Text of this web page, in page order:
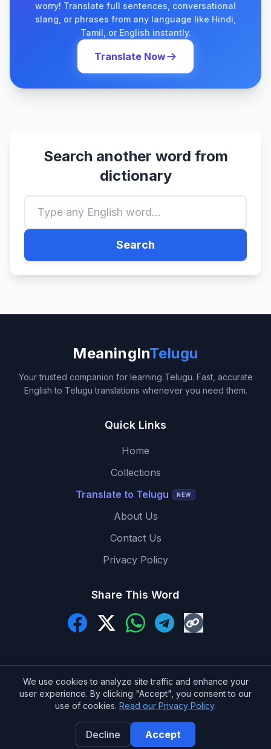
worry! Translate full sentences, conversational
slang, or phrases from any language like Hindi,
Tamil, or English instantly.
Translate Now
Search another word from
dictionary
Search
MeaningInTelugu
Your trusted companion for learning Telugu. Fast, accurate
English to Telugu translations whenever you need them.
Quick Links
Home
Collections
Translate to Telugu
NEW
About Us
Contact Us
Privacy Policy
Share This Word
© 2026 MeaningInTelugu.com. All Rights Reserved.
Made with ❤️ for Telugu learners
We use cookies to analyze site traffic and enhance your
user experience. By clicking "Accept", you consent to our
use of cookies. Read our Privacy Policy.
Decline Accept